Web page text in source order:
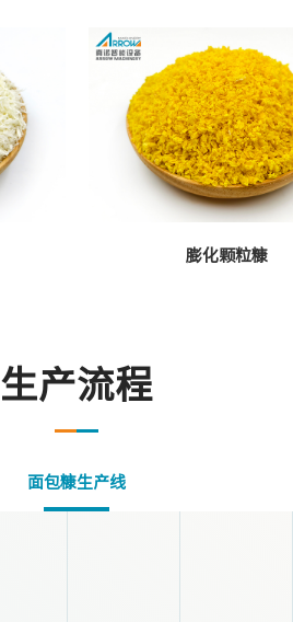
膨化颗粒糠
生产流程
面包糠生产线